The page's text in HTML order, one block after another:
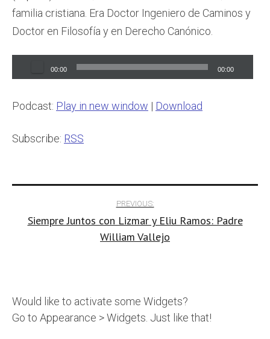
familia cristiana. Era Doctor Ingeniero de Caminos y
Doctor en Filosofía y en Derecho Canónico.
Player
00:00 00:00
Podcast: Play in new window | Download
Subscribe: RSS
navigation
PREVIOUS:
Siempre Juntos con Lizmar y Eliu Ramos: Padre
William Vallejo
Would like to activate some Widgets?
Go to Appearance > Widgets. Just like that!